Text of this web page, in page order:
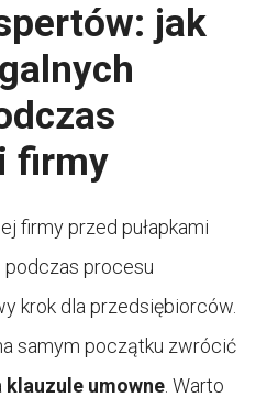
jak
firmy
firmy przed pułapkami
procesu
krok dla przedsiębiorców.
samym początku zwrócić
klauzule umowne. Warto